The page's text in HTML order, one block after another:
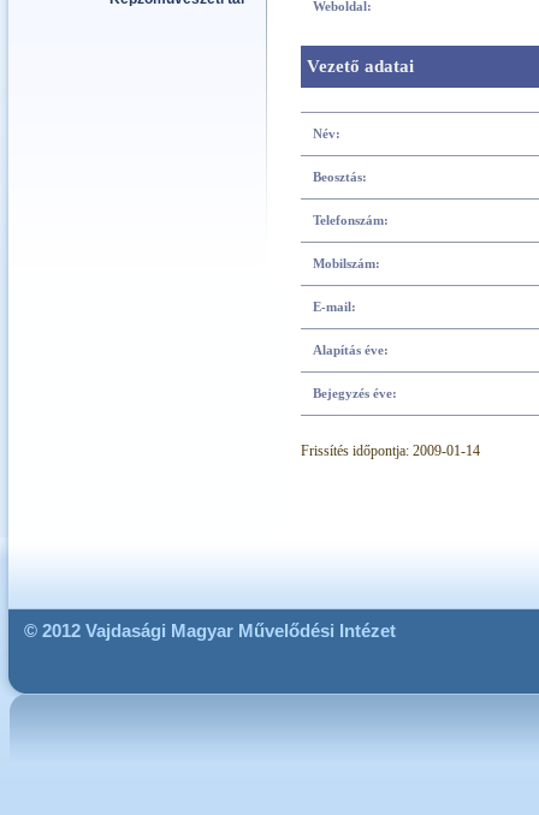
Weboldal:
Vezető adatai
Név:
Beosztás:
Telefonszám:
Mobilszám:
E-mail:
Alapítás éve:
Bejegyzés éve:
Frissítés időpontja: 2009-01-14
© 2012 Vajdasági Magyar Művelődési Intézet